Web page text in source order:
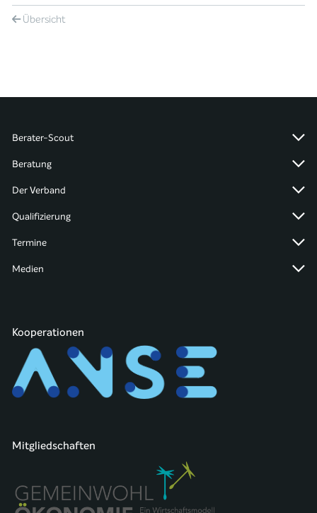
Übersicht
Berater-Scout
Beratung
Der Verband
Qualifizierung
Termine
Medien
Kooperationen
Mitgliedschaften